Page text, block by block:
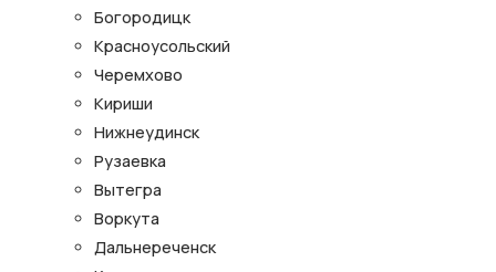
Богородицк
Красноусольский
Черемхово
Кириши
Нижнеудинск
Рузаевка
Вытегра
Воркута
Дальнереченск